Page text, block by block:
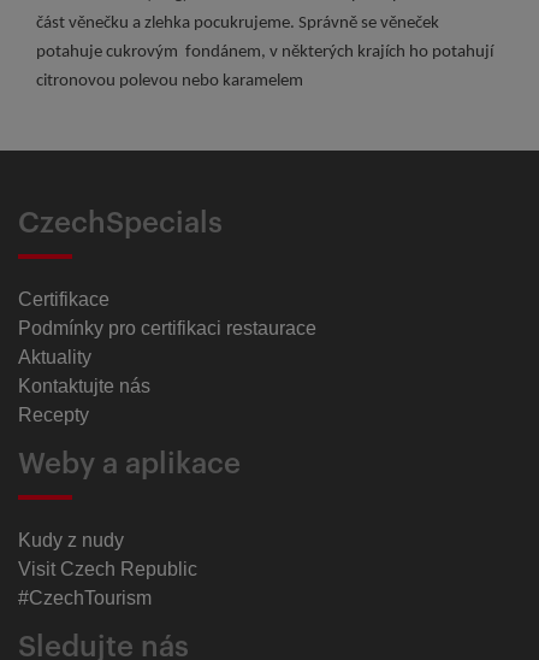
část věnečku a zlehka pocukrujeme. Správně se věneček
potahuje cukrovým fondánem, v některých krajích ho potahují
citronovou polevou nebo karamelem
CzechSpecials
Certifikace
Podmínky pro certifikaci restaurace
Aktuality
Kontaktujte nás
Recepty
Weby a aplikace
Kudy z nudy
Visit Czech Republic
#CzechTourism
Sledujte nás